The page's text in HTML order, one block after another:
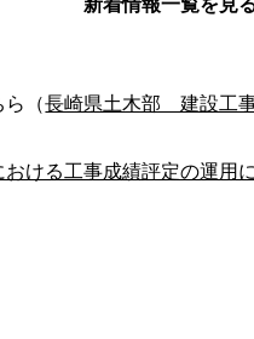
新着情報一覧を見
ら（長崎県土木部 建設工
ける工事成績評定の運用